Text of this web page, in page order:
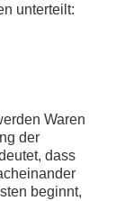
unterteilt:
Waren
der
dass
beginnt,